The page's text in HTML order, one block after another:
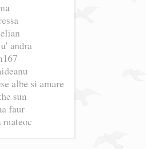
andra
albe si amare
sun
faur
mateoc